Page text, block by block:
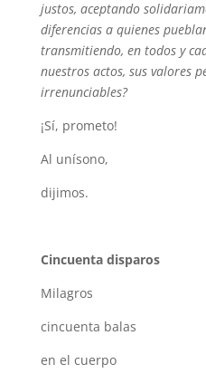
justos, aceptando
diferencias a quienes
transmitiendo, en todos y
nuestros actos, sus valores
irrenunciables?
¡Sí, prometo!
Al unísono,
dijimos.
Cincuenta disparos
Milagros
cincuenta balas
en el cuerpo